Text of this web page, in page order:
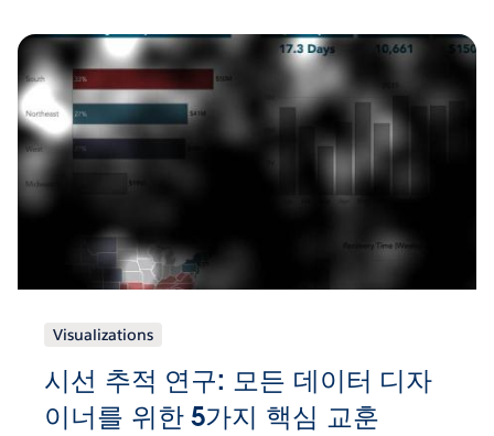
Visualizations
시선 추적 연구: 모든 데이터 디자
이너를 위한 5가지 핵심 교훈